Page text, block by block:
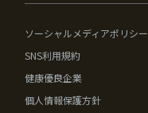
ソーシャルメディアポリシー
SNS利用規約
健康優良企業
個人情報保護方針